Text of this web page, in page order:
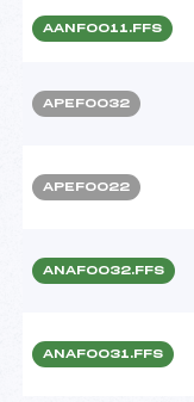
AANF0011.FFS
APEF0032
APEF0022
ANAF0032.FFS
ANAF0031.FFS